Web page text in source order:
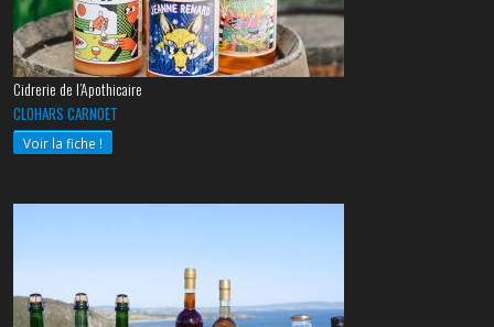
Cidrerie de l’Apothicaire
CLOHARS CARNOET
Voir la fiche !